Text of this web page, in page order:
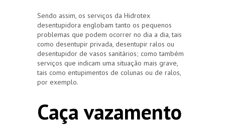
Sendo assim, os serviços da Hidrotex
desentupidora englobam tanto os pequenos
problemas que podem ocorrer no dia a dia, tais
como desentupir privada, desentupir ralos ou
desentupidor de vasos sanitários; como também
serviços que indicam uma situação mais grave,
tais como entupimentos de colunas ou de ralos,
por exemplo.
Caça vazamento